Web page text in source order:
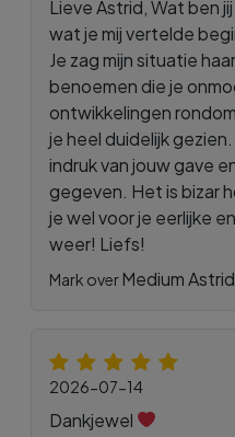
Lieve Astrid, Wat ben
wat je mij vertelde
Je zag mijn situatie
benoemen die je
ontwikkelingen
je heel duidelijk
indruk van jouw gave
gegeven. Het is bizar
je wel voor je eerlijke
weer! Liefs!
Mark overMedium Astrid
2026-07-14
Dankjewel